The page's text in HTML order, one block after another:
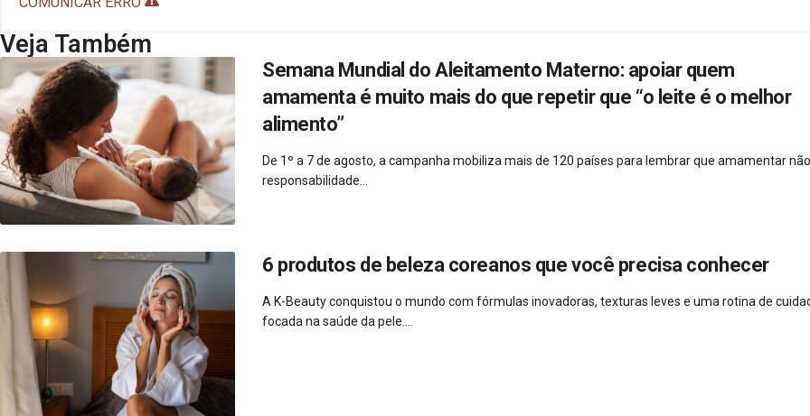
Veja Também
Semana Mundial do Aleitamento Materno: apoiar quem
amamenta é muito mais do que repetir que “o leite é o melhor
alimento”
De 1º a 7 de agosto, a campanha mobiliza mais de 120 países para lembrar que amamentar
responsabilidade...
6 produtos de beleza coreanos que você precisa conhecer
A K-Beauty conquistou o mundo com fórmulas inovadoras, texturas leves e uma rotina de
focada na saúde da pele....